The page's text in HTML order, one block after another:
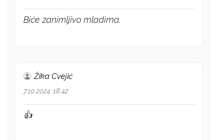
Biće zanimljivo mladima.
Žika Cvejić
7.10.2024. 18:42
👍